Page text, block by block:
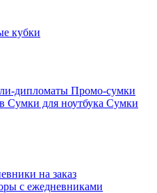
кубки
дипломаты Промо-сумки
Сумки для ноутбука Сумки
на заказ
с ежедневниками